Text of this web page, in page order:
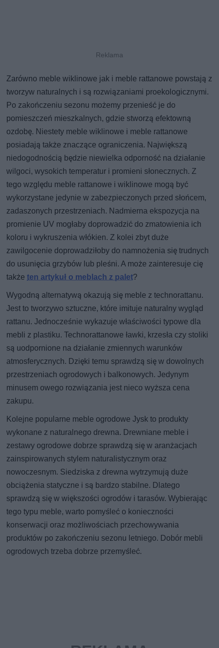
Zarówno meble wiklinowe jak i meble rattanowe powstają z
tworzyw naturalnych i są rozwiązaniami proekologicznymi.
Po zakończeniu sezonu możemy przenieść je do
pomieszczeń mieszkalnych, gdzie stworzą efektowną
ozdobę. Niestety meble wiklinowe i meble rattanowe
posiadają także znaczące ograniczenia. Największą
niedogodnością będzie niewielka odporność na działanie
wilgoci, wysokich temperatur i promieni słonecznych. Z
tego względu meble rattanowe i wiklinowe mogą być
wykorzystane jedynie w zabezpieczonych przed słońcem,
zadaszonych przestrzeniach. Nadmierna ekspozycja na
promienie UV mogłaby doprowadzić do zmatowienia ich
koloru i wykruszenia włókien. Z kolei zbyt duże
zawilgocenie doprowadziłoby do namnożenia się trudnych
do usunięcia grzybów lub pleśni. A może zainteresuje cię
takżeten artykuł o meblach z palet?
Wygodną alternatywą okazują się meble z technorattanu.
Jest to tworzywo sztuczne, które imituje naturalny wygląd
rattanu. Jednocześnie wykazuje właściwości typowe dla
mebli z plastiku. Technorattanowe ławki, krzesła czy stoliki
są uodpornione na działanie zmiennych warunków
atmosferycznych. Dzięki temu sprawdzą się w dowolnych
przestrzeniach ogrodowych i balkonowych. Jedynym
minusem owego rozwiązania jest nieco wyższa cena
zakupu.
Kolejne popularne meble ogrodowe Jysk to produkty
wykonane z naturalnego drewna. Drewniane meble i
zestawy ogrodowe dobrze sprawdzą się w aranżacjach
zainspirowanych stylem naturalistycznym oraz
nowoczesnym. Siedziska z drewna wytrzymują duże
obciążenia statyczne i są bardzo stabilne. Dlatego
sprawdzą się w większości ogrodów i tarasów. Wybierając
tego typu meble, warto pomyśleć o konieczności
konserwacji oraz możliwościach przechowywania
produktów po zakończeniu sezonu letniego. Dobór mebli
ogrodowych trzeba dobrze przemyśleć.